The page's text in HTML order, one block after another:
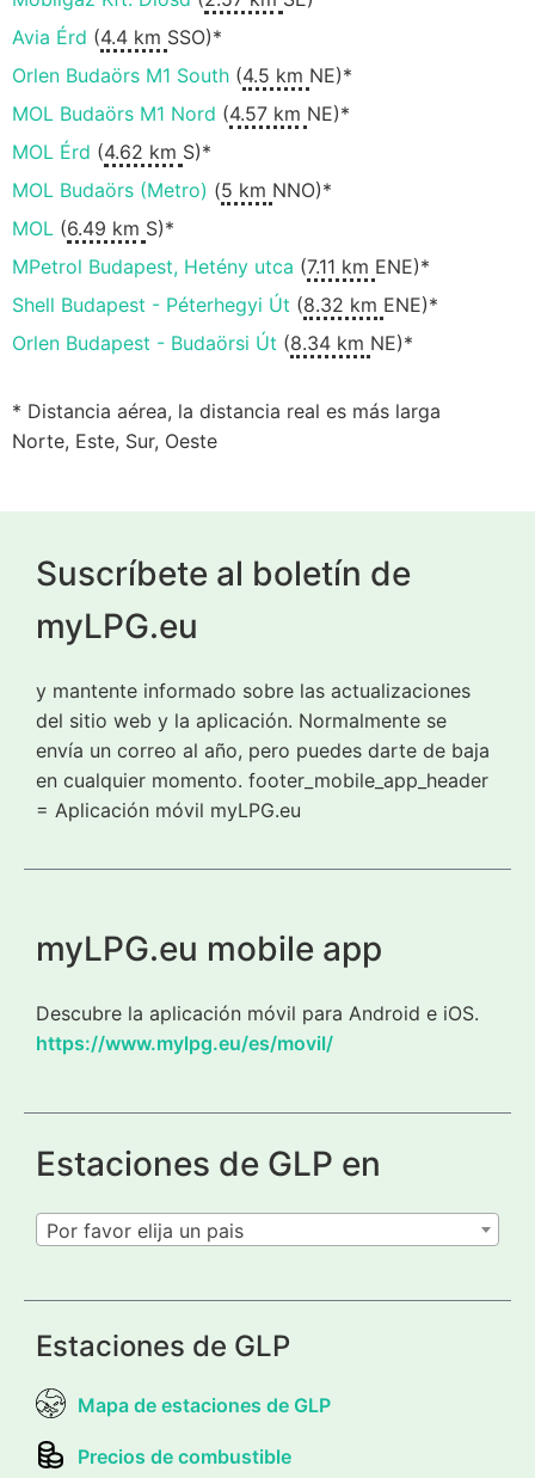
Avia Érd (4.4 km SSO)*
Orlen Budaörs M1 South (4.5 km NE)*
MOL Budaörs M1 Nord (4.57 km NE)*
MOL Érd (4.62 km S)*
MOL Budaörs (Metro) (5 km NNO)*
MOL (6.49 km S)*
MPetrol Budapest, Hetény utca (7.11 km ENE)*
Shell Budapest - Péterhegyi Út (8.32 km ENE)*
Orlen Budapest - Budaörsi Út (8.34 km NE)*
* Distancia aérea, la distancia real es más larga
Norte, Este, Sur, Oeste
Suscríbete al boletín de
myLPG.eu
y mantente informado sobre las actualizaciones
del sitio web y la aplicación. Normalmente se
envía un correo al año, pero puedes darte de baja
en cualquier momento. footer_mobile_app_header
= Aplicación móvil myLPG.eu
myLPG.eu mobile app
Descubre la aplicación móvil para Android e iOS.
https://www.mylpg.eu/es/movil/
Estaciones de GLP en
Por favor elija un pais
Estaciones de GLP
Mapa de estaciones de GLP
Precios de combustible